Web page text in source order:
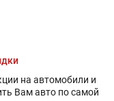
на автомобили и
Вам авто по самой